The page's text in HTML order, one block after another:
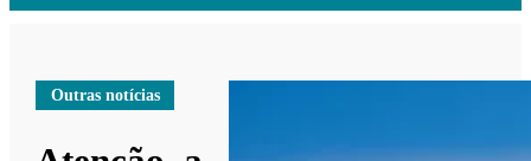
Outras notícias